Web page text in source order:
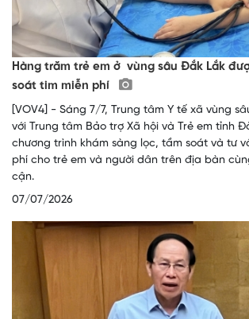
Hàng trăm trẻ em ở vùng sâu Đắk Lắk
soát tim miễn phí
[VOV4] - Sáng 7/7, Trung tâm Y tế xã vùng
với Trung tâm Bảo trợ Xã hội và Trẻ em tỉnh
chương trình khám sàng lọc, tầm soát và tư
phí cho trẻ em và người dân trên địa bàn
cận.
07/07/2026